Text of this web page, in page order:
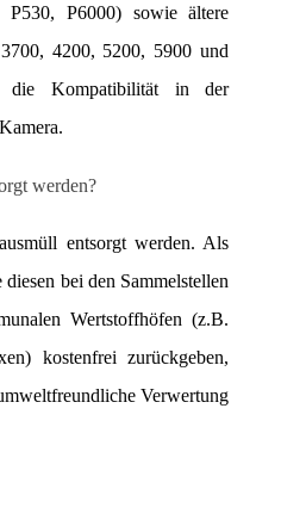
P6000) sowie ältere
4200, 5200, 5900 und
Kompatibilität in der
werden?
entsorgt werden. Als
bei den Sammelstellen
Wertstoffhöfen (z.B.
kostenfrei zurückgeben,
Verwertung